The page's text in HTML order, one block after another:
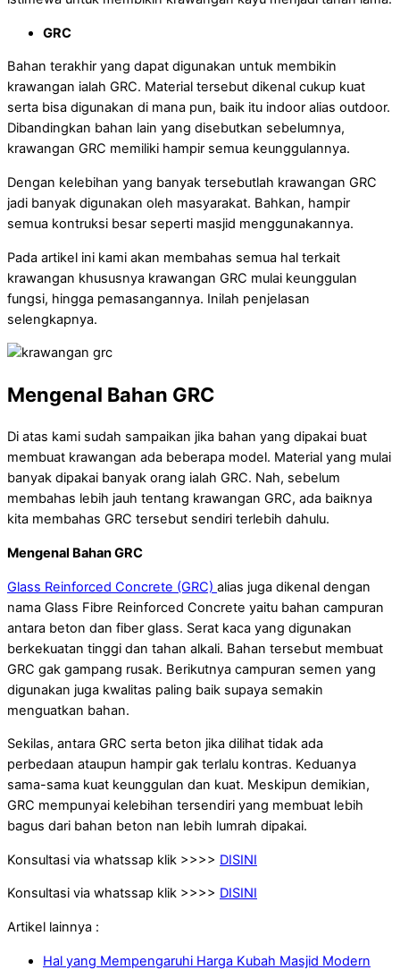
GRC
Bahan terakhir yang dapat digunakan untuk membikin
krawangan ialah GRC. Material tersebut dikenal cukup kuat
serta bisa digunakan di mana pun, baik itu indoor alias outdoor.
Dibandingkan bahan lain yang disebutkan sebelumnya,
krawangan GRC memiliki hampir semua keunggulannya.
Dengan kelebihan yang banyak tersebutlah krawangan GRC
jadi banyak digunakan oleh masyarakat. Bahkan, hampir
semua kontruksi besar seperti masjid menggunakannya.
Pada artikel ini kami akan membahas semua hal terkait
krawangan khususnya krawangan GRC mulai keunggulan
fungsi, hingga pemasangannya. Inilah penjelasan
selengkapnya.
Mengenal Bahan GRC
Di atas kami sudah sampaikan jika bahan yang dipakai buat
membuat krawangan ada beberapa model. Material yang mulai
banyak dipakai banyak orang ialah GRC. Nah, sebelum
membahas lebih jauh tentang krawangan GRC, ada baiknya
kita membahas GRC tersebut sendiri terlebih dahulu.
Mengenal Bahan GRC
Glass Reinforced Concrete (GRC) alias juga dikenal dengan
nama Glass Fibre Reinforced Concrete yaitu bahan campuran
antara beton dan fiber glass. Serat kaca yang digunakan
berkekuatan tinggi dan tahan alkali. Bahan tersebut membuat
GRC gak gampang rusak. Berikutnya campuran semen yang
digunakan juga kwalitas paling baik supaya semakin
menguatkan bahan.
Sekilas, antara GRC serta beton jika dilihat tidak ada
perbedaan ataupun hampir gak terlalu kontras. Keduanya
sama-sama kuat keunggulan dan kuat. Meskipun demikian,
GRC mempunyai kelebihan tersendiri yang membuat lebih
bagus dari bahan beton nan lebih lumrah dipakai.
Konsultasi via whatssap klik >>>> DISINI
Konsultasi via whatssap klik >>>> DISINI
Artikel lainnya :
Hal yang Mempengaruhi Harga Kubah Masjid Modern